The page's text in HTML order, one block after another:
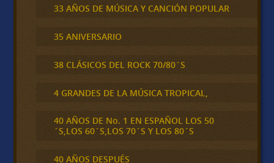
33 AÑOS DE MÚSICA Y CANCIÓN POPULAR
35 ANIVERSARIO
38 CLÁSICOS DEL ROCK 70/80´S
4 GRANDES DE LA MÚSICA TROPICAL,
40 AÑOS DE No. 1 EN ESPAÑOL LOS 50
´S,LOS 60´S,LOS 70´S Y LOS 80´S
40 AÑOS DESPUÉS